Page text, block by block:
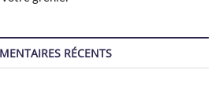
RÉCENTS